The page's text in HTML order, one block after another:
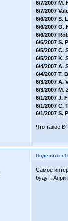
6/7/2007
6/7/2007
6/6/2007
6/6/2007
6/6/2007
6/6/2007 S.
6/5/2007 C.
6/5/2007 K.
6/4/2007
6/4/2007
6/3/2007 A.
6/3/2007
6/1/2007 J.
6/1/2007 C.
6/1/2007
Что такое
Поделиться
Самое
будут! Анри